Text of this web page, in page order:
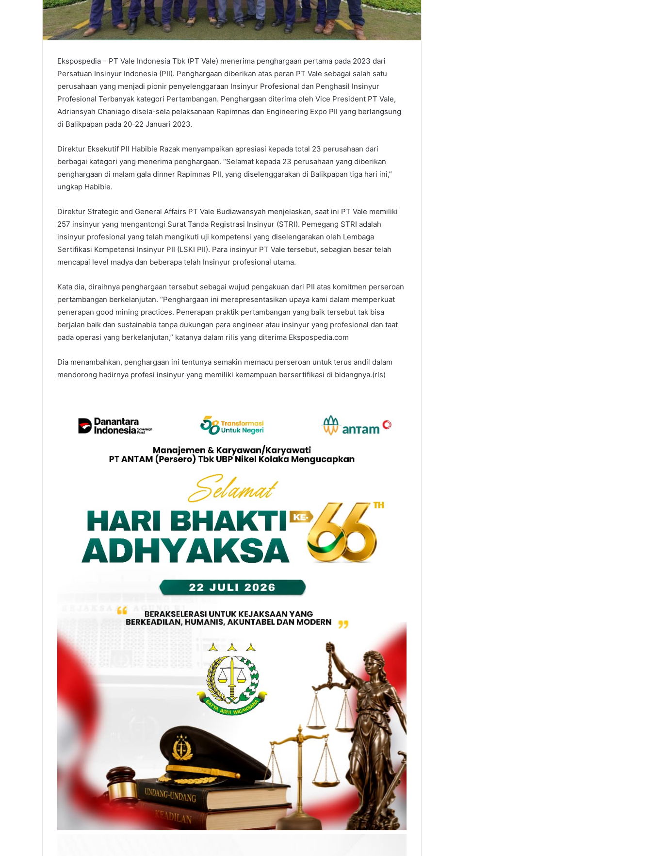
Ekspospedia – PT Vale Indonesia Tbk (PT Vale) menerima penghargaan pertama pada 2023 dari
Persatuan Insinyur Indonesia (PII). Penghargaan diberikan atas peran PT Vale sebagai salah satu
perusahaan yang menjadi pionir penyelenggaraan Insinyur Profesional dan Penghasil Insinyur
Profesional Terbanyak kategori Pertambangan. Penghargaan diterima oleh Vice President PT Vale,
Adriansyah Chaniago disela-sela pelaksanaan Rapimnas dan Engineering Expo PII yang berlangsung
di Balikpapan pada 20-22 Januari 2023.
Direktur Eksekutif PII Habibie Razak menyampaikan apresiasi kepada total 23 perusahaan dari
berbagai kategori yang menerima penghargaan. “Selamat kepada 23 perusahaan yang diberikan
penghargaan di malam gala dinner Rapimnas PII, yang diselenggarakan di Balikpapan tiga hari ini,”
ungkap Habibie.
Direktur Strategic and General Affairs PT Vale Budiawansyah menjelaskan, saat ini PT Vale memiliki
257 insinyur yang mengantongi Surat Tanda Registrasi Insinyur (STRI). Pemegang STRI adalah
insinyur profesional yang telah mengikuti uji kompetensi yang diselengarakan oleh Lembaga
Sertifikasi Kompetensi Insinyur PII (LSKI PII). Para insinyur PT Vale tersebut, sebagian besar telah
mencapai level madya dan beberapa telah Insinyur profesional utama.
Kata dia, diraihnya penghargaan tersebut sebagai wujud pengakuan dari PII atas komitmen perseroan
pertambangan berkelanjutan. “Penghargaan ini merepresentasikan upaya kami dalam memperkuat
penerapan good mining practices. Penerapan praktik pertambangan yang baik tersebut tak bisa
berjalan baik dan sustainable tanpa dukungan para engineer atau insinyur yang profesional dan taat
pada operasi yang berkelanjutan,” katanya dalam rilis yang diterima Ekspospedia.com
Dia menambahkan, penghargaan ini tentunya semakin memacu perseroan untuk terus andil dalam
mendorong hadirnya profesi insinyur yang memiliki kemampuan bersertifikasi di bidangnya.(rls)